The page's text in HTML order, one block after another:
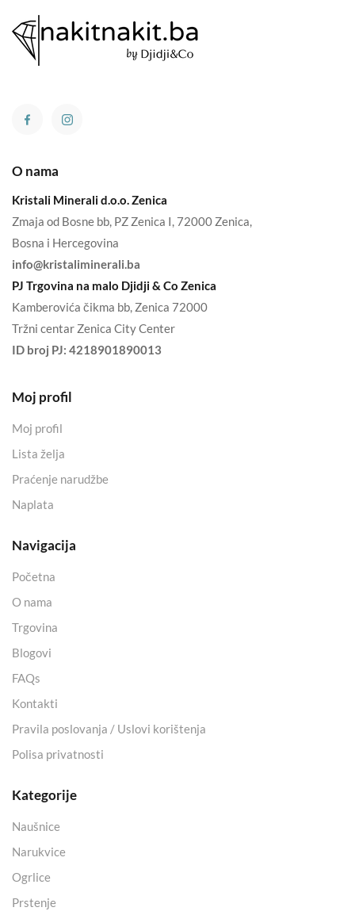
O nama
Kristali Minerali d.o.o. Zenica
Zmaja od Bosne bb, PZ Zenica I, 72000 Zenica,
Bosna i Hercegovina
info@kristaliminerali.ba
PJ Trgovina na malo Djidji & Co Zenica
Kamberovića čikma bb, Zenica 72000
Tržni centar Zenica City Center
ID broj PJ: 4218901890013
Moj profil
Moj profil
Lista želja
Praćenje narudžbe
Naplata
Navigacija
Početna
O nama
Trgovina
Blogovi
FAQs
Kontakti
Pravila poslovanja / Uslovi korištenja
Polisa privatnosti
Kategorije
Naušnice
Narukvice
Ogrlice
Prstenje